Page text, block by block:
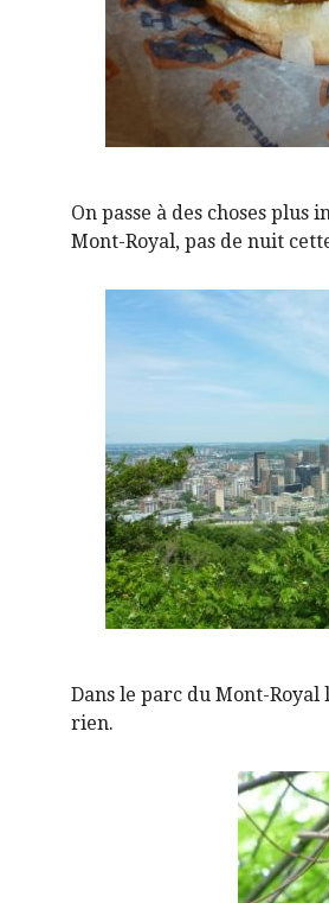
On passe à des choses
Mont-Royal, pas de nuit
Dans le parc du Mont-
rien.